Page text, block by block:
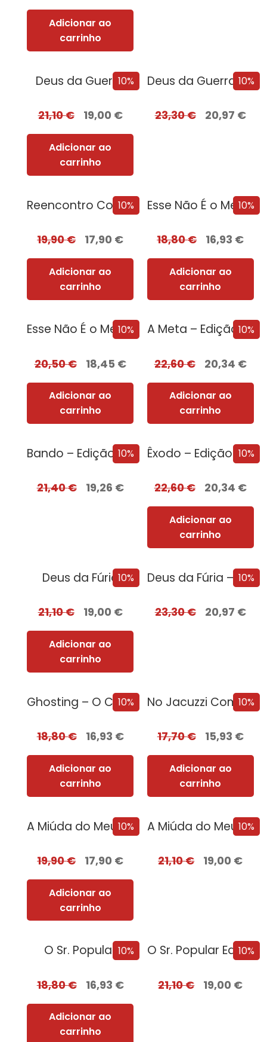
Adicionar ao
carrinho
10%
Deus da Guerra
21,10€ 19,00 €
Adicionar ao
carrinho
10%
Deus da Guerra Edição com EDGES
23,30€ 20,97 €
10%
Reencontro Com o Passado – [Nova Edição]
19,90€ 17,90 €
Adicionar ao
carrinho
10%
Esse Não É o Meu Nome
18,80€ 16,93 €
Adicionar ao
carrinho
10%
Esse Não É o Meu Nome – Edição com EDGES
20,50€ 18,45 €
Adicionar ao
carrinho
10%
A Meta – Edição com EDGES
22,60€ 20,34 €
Adicionar ao
carrinho
10%
Bando – Edição com EDGES
21,40€ 19,26 €
10%
Êxodo – Edição com EDGES
22,60€ 20,34 €
Adicionar ao
carrinho
10%
Deus da Fúria
21,10€ 19,00 €
Adicionar ao
carrinho
10%
Deus da Fúria – Edição com EDGES
23,30€ 20,97 €
10%
Ghosting – O Caminho para o Sexo
18,80€ 16,93 €
Adicionar ao
carrinho
10%
No Jacuzzi Com Uma Serial Killer
17,70€ 15,93 €
Adicionar ao
carrinho
10%
A Miúda do Meu Irmão
19,90€ 17,90 €
Adicionar ao
carrinho
10%
A Miúda do Meu Irmão – Edição com EDGES
21,10€ 19,00 €
10%
O Sr. Popular
18,80€ 16,93 €
Adicionar ao
carrinho
10%
O Sr. Popular Edição com EDGES
21,10€ 19,00 €